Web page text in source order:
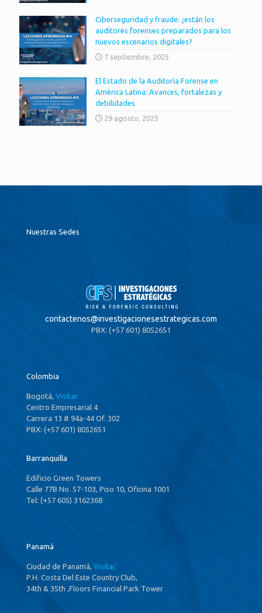
Ciberseguridad y fraude: ¿están los
auditores forenses preparados para los
nuevos escenarios digitales?
7 septiembre, 2025
El Estado de la Auditoría Forense en
América Latina: Avances, fortalezas y
debilidades
29 agosto, 2025
Nuestras Sedes
contactenos@investigacionesestrategicas.com
PBX: (+57 601) 8052651
Colombia
Bogotá, Visitar
Centro Empresarial 4
Carrera 13 # 94a-44 Of. 302
PBX: (+57 601) 8052651
Barranquilla
Edificio Green Towers
Calle 77B No. 57-103, Piso 10, Oficina 1001
Tel: (+57 605) 3162368
Panamá
Ciudad de Panamá, Visitar
P.H. Costa Del Este Country Club,
34th & 35th ,Floors Financial Park Tower